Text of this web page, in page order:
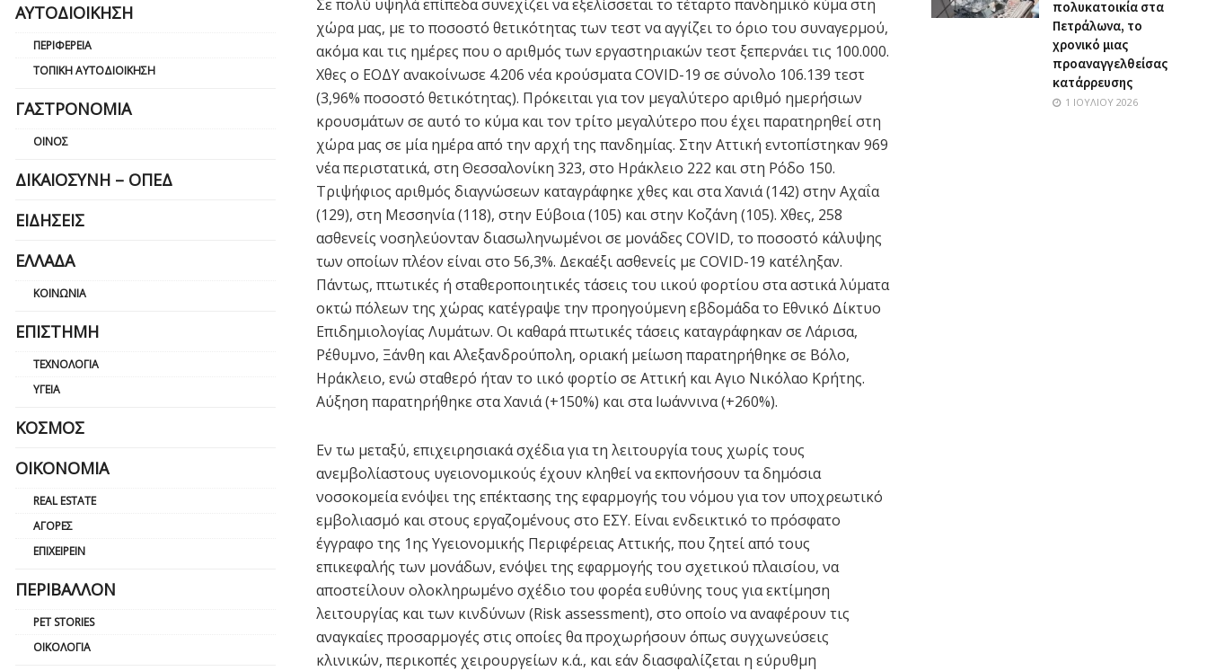
Σε πολύ υψηλά επίπεδα συνεχίζει να εξελίσσεται το τέταρτο πανδημικό κύμα στη
χώρα μας, με το ποσοστό θετικότητας των τεστ να αγγίζει το όριο του συναγερμού,
ακόμα και τις ημέρες που ο αριθμός των εργαστηριακών τεστ ξεπερνάει τις 100.000.
Χθες ο ΕΟΔΥ ανακοίνωσε 4.206 νέα κρούσματα COVID-19 σε σύνολο 106.139 τεστ
(3,96% ποσοστό θετικότητας). Πρόκειται για τον μεγαλύτερο αριθμό ημερήσιων
κρουσμάτων σε αυτό το κύμα και τον τρίτο μεγαλύτερο που έχει παρατηρηθεί στη
χώρα μας σε μία ημέρα από την αρχή της πανδημίας. Στην Αττική εντοπίστηκαν 969
νέα περιστατικά, στη Θεσσαλονίκη 323, στο Ηράκλειο 222 και στη Ρόδο 150.
Τριψήφιος αριθμός διαγνώσεων καταγράφηκε χθες και στα Χανιά (142) στην Αχαΐα
(129), στη Μεσσηνία (118), στην Εύβοια (105) και στην Κοζάνη (105). Χθες, 258
ασθενείς νοσηλεύονταν διασωληνωμένοι σε μονάδες COVID, το ποσοστό κάλυψης
των οποίων πλέον είναι στο 56,3%. Δεκαέξι ασθενείς με COVID-19 κατέληξαν.
Πάντως, πτωτικές ή σταθεροποιητικές τάσεις του ιικού φορτίου στα αστικά λύματα
οκτώ πόλεων της χώρας κατέγραψε την προηγούμενη εβδομάδα το Εθνικό Δίκτυο
Επιδημιολογίας Λυμάτων. Οι καθαρά πτωτικές τάσεις καταγράφηκαν σε Λάρισα,
Ρέθυμνο, Ξάνθη και Αλεξανδρούπολη, οριακή μείωση παρατηρήθηκε σε Βόλο,
Ηράκλειο, ενώ σταθερό ήταν το ιικό φορτίο σε Αττική και Αγιο Νικόλαο Κρήτης.
Αύξηση παρατηρήθηκε στα Χανιά (+150%) και στα Ιωάννινα (+260%).
Εν τω μεταξύ, επιχειρησιακά σχέδια για τη λειτουργία τους χωρίς τους
ανεμβολίαστους υγειονομικούς έχουν κληθεί να εκπονήσουν τα δημόσια
νοσοκομεία ενόψει της επέκτασης της εφαρμογής του νόμου για τον υποχρεωτικό
εμβολιασμό και στους εργαζομένους στο ΕΣΥ. Είναι ενδεικτικό το πρόσφατο
έγγραφο της 1ης Υγειονομικής Περιφέρειας Αττικής, που ζητεί από τους
επικεφαλής των μονάδων, ενόψει της εφαρμογής του σχετικού πλαισίου, να
αποστείλουν ολοκληρωμένο σχέδιο του φορέα ευθύνης τους για εκτίμηση
λειτουργίας και των κινδύνων (Risk assessment), στο οποίο να αναφέρουν τις
αναγκαίες προσαρμογές στις οποίες θα προχωρήσουν όπως συγχωνεύσεις
κλινικών, περικοπές χειρουργείων κ.ά., και εάν διασφαλίζεται η εύρυθμη
ΑΥΤΟΔΙΟΊΚΗΣΗ
ΠΕΡΙΦΈΡΕΙΑ
ΤΟΠΙΚΉ ΑΥΤΟΔΙΟΊΚΗΣΗ
ΓΑΣΤΡΟΝΟΜΊΑ
ΟΊΝΟΣ
ΔΙΚΑΙΟΣΎΝΗ – ΟΠΕΔ
ΕΙΔΉΣΕΙΣ
ΕΛΛΆΔΑ
ΚΟΙΝΩΝΊΑ
ΕΠΙΣΤΉΜΗ
ΤΕΧΝΟΛΟΓΊΑ
ΥΓΕΊΑ
ΚΌΣΜΟΣ
ΟΙΚΟΝΟΜΊΑ
REAL ESTATE
ΑΓΟΡΈΣ
ΕΠΙΧΕΙΡΕΊΝ
ΠΕΡΙΒΆΛΛΟΝ
PET STORIES
ΟΙΚΟΛΟΓΊΑ
πολυκατοικία στα
Πετράλωνα, το
χρονικό μιας
προαναγγελθείσας
κατάρρευσης
1 ΙΟΥΛΊΟΥ 2026